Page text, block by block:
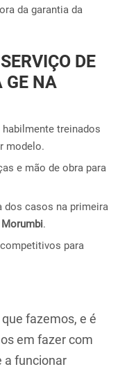
da garantia da
DE
GE NA
treinados
modelo.
e mão de obra para
dos casos na primeira
.
para
fazemos, e é
em fazer com
a funcionar